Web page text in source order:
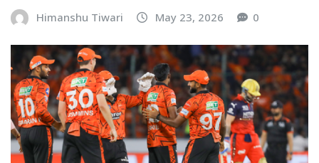
Himanshu Tiwari May 23, 2026 0